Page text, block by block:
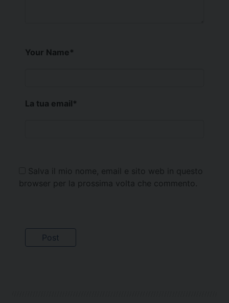
Your Name*
La tua email*
Salva il mio nome, email e sito web in questo
browser per la prossima volta che commento.